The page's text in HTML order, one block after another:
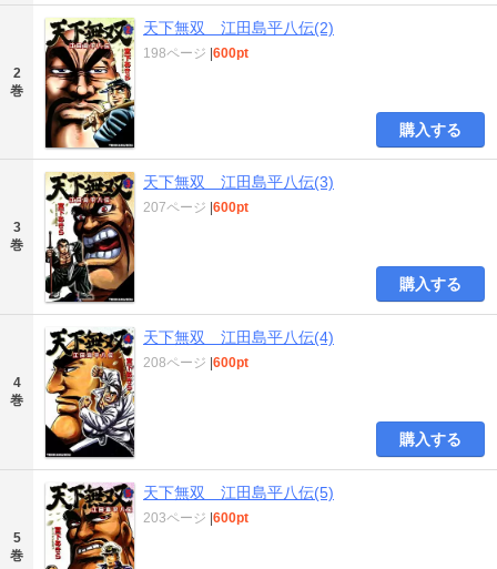
2
巻
天下無双 江田島平八伝(2)
198ページ 600pt
購入する
3
巻
天下無双 江田島平八伝(3)
207ページ 600pt
購入する
4
巻
天下無双 江田島平八伝(4)
208ページ 600pt
購入する
5
巻
天下無双 江田島平八伝(5)
203ページ 600pt